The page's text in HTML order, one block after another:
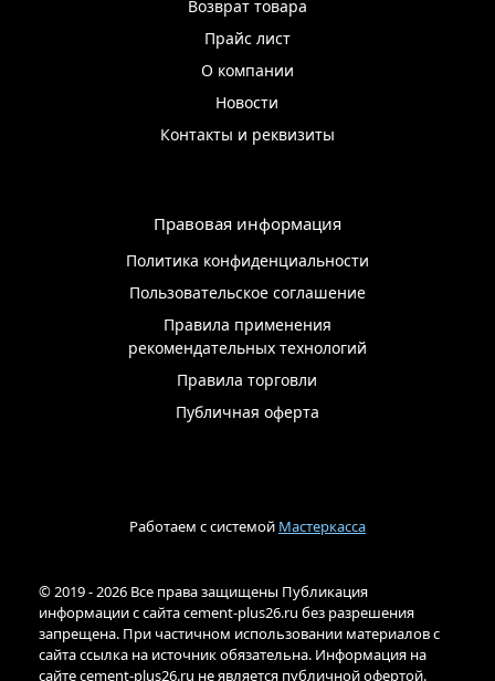
Возврат товара
Прайс лист
О компании
Новости
Контакты и реквизиты
Правовая информация
Политика конфиденциальности
Пользовательское соглашение
Правила применения
рекомендательных технологий
Правила торговли
Публичная оферта
Работаем с системой Мастеркасса
© 2019 - 2026 Все права защищены Публикация
информации с сайта cement-plus26.ru без разрешения
запрещена. При частичном использовании материалов с
сайта ссылка на источник обязательна. Информация на
сайте cement-plus26.ru не является публичной офертой.